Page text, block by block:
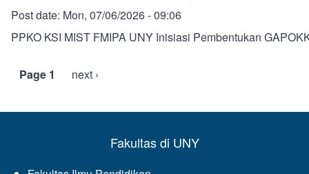
Post date: Mon, 07/06/2026 - 09:06
PPKO KSI MIST FMIPA UNY Inisiasi Pembentukan
Pagination
Page 1
Next
next ›
Fakultas di UNY